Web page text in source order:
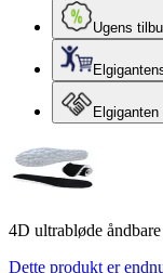
Ugens
4D ultrabløde
Dette produkt er